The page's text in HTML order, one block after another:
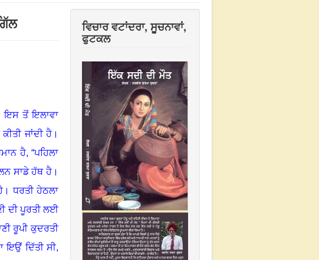
ਇਸ ਤੋਂ ਇਲਾਵਾ
ਕੀਤੀ ਜਾਂਦੀ ਹੈ ।
ਹੈ, “ਪਹਿਲਾ
ਸਾਡੇ ਹੱਥ ਹੈ ।
।ਧਰਤੀ ਹੇਠਲਾ
ਦੀ ਪੂਰਤੀ ਲਈ
ਰੂਪੀ ਕੁਦਰਤੀ
ਇਉਂ ਦਿੱਤੀ ਸੀ,
ਵਿਚਾਰ ਵਟਾਂਦਰਾ, ਸੂਚਨਾਵਾਂ,
ਫੁਟਕਲ